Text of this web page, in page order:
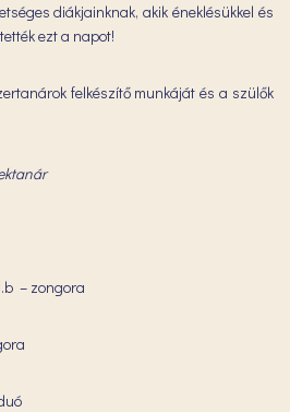
diákjainknak, akik éneklésükkel és
ezt a napot!
felkészítő munkáját és a szülők
– zongora